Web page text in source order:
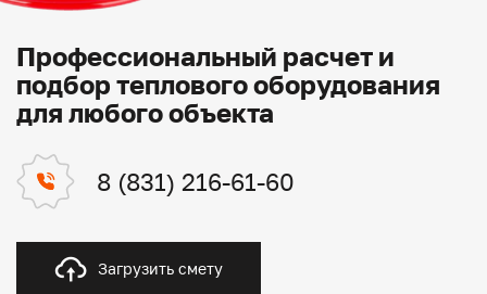
Профессиональный расчет и
подбор теплового оборудования
для любого объекта
8 (831) 216-61-60
Загрузить смету